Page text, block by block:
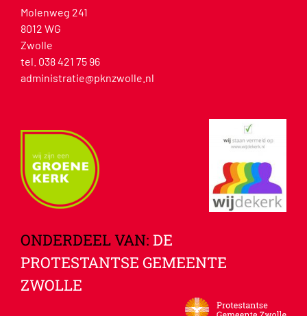
Molenweg 241
8012 WG
Zwolle
tel. 038 421 75 96
administratie@pknzwolle.nl
ONDERDEEL VAN: DE
PROTESTANTSE GEMEENTE
ZWOLLE